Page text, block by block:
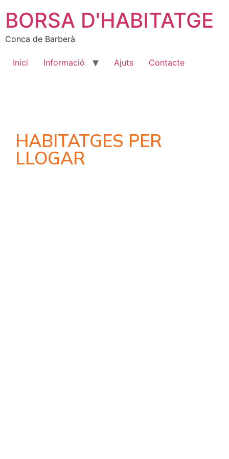
BORSA D'HABITATGE
Conca de Barberà
Inici Informació Ajuts Contacte
HABITATGES PER
LLOGAR